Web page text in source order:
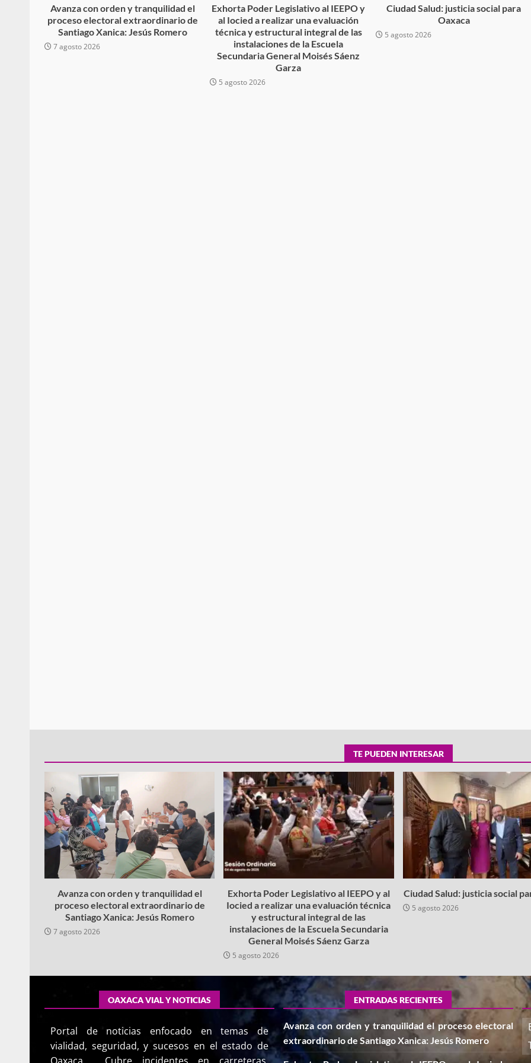
Avanza con orden y tranquilidad el
proceso electoral extraordinario de
Santiago Xanica: Jesús Romero
7 agosto 2026
Exhorta Poder Legislativo al IEEPO y
al Iocied a realizar una evaluación
técnica y estructural integral de las
instalaciones de la Escuela
Secundaria General Moisés Sáenz
Garza
5 agosto 2026
Ciudad Salud: justicia social para
Oaxaca
5 agosto 2026
Secretaría de Gobierno refuerza
TE PUEDEN INTERESAR
Avanza con orden y tranquilidad el
proceso electoral extraordinario de
Santiago Xanica: Jesús Romero
7 agosto 2026
Exhorta Poder Legislativo al IEEPO y al
Iocied a realizar una evaluación técnica
y estructural integral de las
instalaciones de la Escuela Secundaria
General Moisés Sáenz Garza
5 agosto 2026
Ciudad Salud: justicia social
5 agosto 2026
OAXACA VIAL Y NOTICIAS
Portal de noticias enfocado en temas de
vialidad, seguridad, y sucesos en el estado de
ENTRADAS RECIENTES
Avanza con orden y tranquilidad el proceso electoral
extraordinario de Santiago Xanica: Jesús Romero